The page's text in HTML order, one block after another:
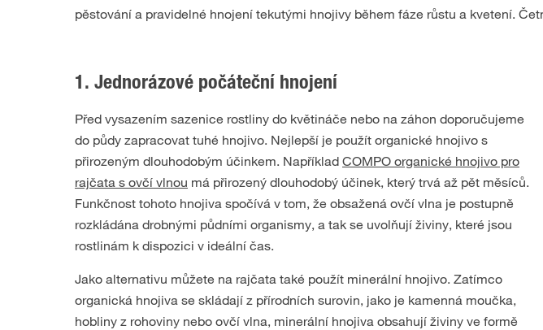
pěstování a pravidelné hnojení tekutými hnojivy během fáze růstu a kvetení.
1. Jednorázové počáteční hnojení
Před vysazením sazenice rostliny do květináče nebo na záhon doporučujeme
do půdy zapracovat tuhé hnojivo. Nejlepší je použít organické hnojivo s
přirozeným dlouhodobým účinkem. Například COMPO organické hnojivo pro
rajčata s ovčí vlnou má přirozený dlouhodobý účinek, který trvá až pět měsíců.
Funkčnost tohoto hnojiva spočívá v tom, že obsažená ovčí vlna je postupně
rozkládána drobnými půdními organismy, a tak se uvolňují živiny, které jsou
rostlinám k dispozici v ideální čas.
Jako alternativu můžete na rajčata také použít minerální hnojivo. Zatímco
organická hnojiva se skládají z přírodních surovin, jako je kamenná moučka,
hobliny z rohoviny nebo ovčí vlna, minerální hnojiva obsahují živiny ve formě